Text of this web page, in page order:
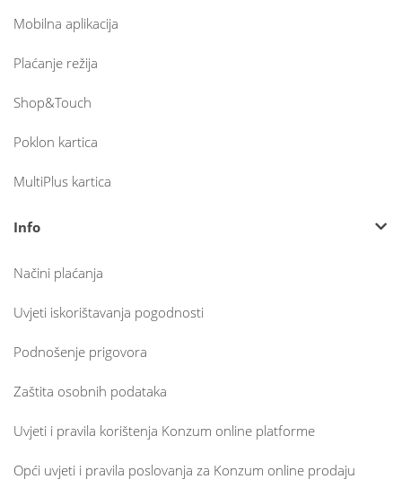
Mobilna aplikacija
Plaćanje režija
Shop&Touch
Poklon kartica
MultiPlus kartica
Info
Načini plaćanja
Uvjeti iskorištavanja pogodnosti
Podnošenje prigovora
Zaštita osobnih podataka
Uvjeti i pravila korištenja Konzum online platforme
Opći uvjeti i pravila poslovanja za Konzum online prodaju